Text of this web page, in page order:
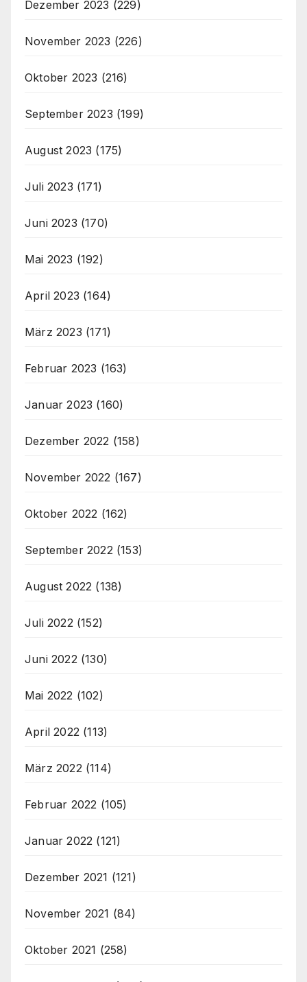
Dezember 2023 (229)
November 2023 (226)
Oktober 2023 (216)
September 2023 (199)
August 2023 (175)
Juli 2023 (171)
Juni 2023 (170)
Mai 2023 (192)
April 2023 (164)
März 2023 (171)
Februar 2023 (163)
Januar 2023 (160)
Dezember 2022 (158)
November 2022 (167)
Oktober 2022 (162)
September 2022 (153)
August 2022 (138)
Juli 2022 (152)
Juni 2022 (130)
Mai 2022 (102)
April 2022 (113)
März 2022 (114)
Februar 2022 (105)
Januar 2022 (121)
Dezember 2021 (121)
November 2021 (84)
Oktober 2021 (258)